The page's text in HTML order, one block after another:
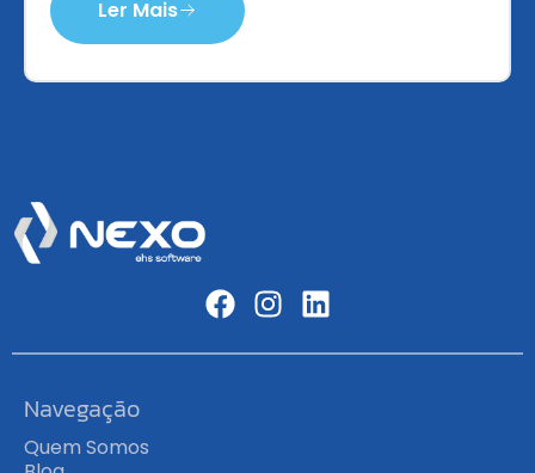
Ler Mais
Navegação
Quem Somos